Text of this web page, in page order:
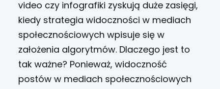
video czy infografiki zyskują duże zasięgi,
kiedy strategia widoczności w mediach
społecznościowych wpisuje się w
założenia algorytmów. Dlaczego jest to
tak ważne? Ponieważ, widoczność
postów w mediach społecznościowych